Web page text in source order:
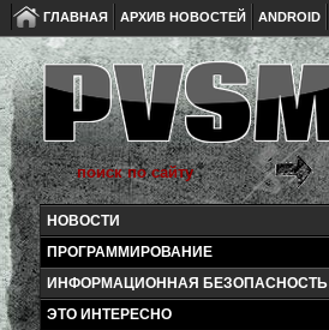
ГЛАВНАЯ АРХИВ НОВОСТЕЙ ANDROID
НОВОСТИ
ПРОГРАММИРОВАНИЕ
ИНФОРМАЦИОННАЯ БЕЗОПАСНОСТЬ
ЭТО ИНТЕРЕСНО